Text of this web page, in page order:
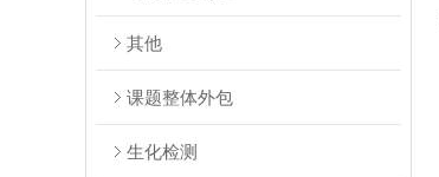
其他
课题整体外包
生化检测